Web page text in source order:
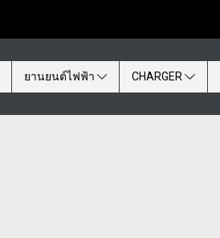
ยานยนต์ไฟฟ้า CHARGER